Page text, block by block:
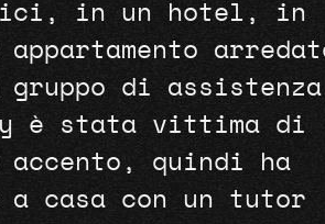
in un hotel, in
gruppo di assistenza
è stata vittima di
quindi ha
casa con un tutor